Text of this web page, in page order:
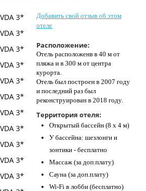
Добавить свой отзыв об этом
отеле
Расположение:
Отель расположенв в 40 м от
пляжа и в 300 м от центра
курорта.
Отель был построен в 2007 году
и последний раз был
реконструирован в 2018 году.
Территория отеля:
Открытый бассейн (8 х 4 м)
У бассейна: шезлонги и
зонтики - бесплатно
Массаж (за доп.плату)
Сауна (за доп.плату)
Wi-Fi в лобби (бесплатно)